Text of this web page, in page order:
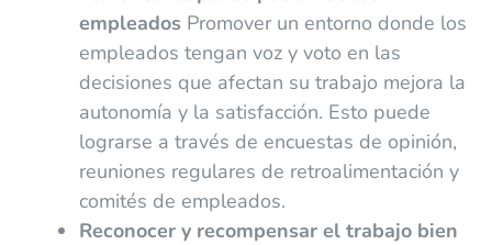
empleados Promover un entorno donde los
empleados tengan voz y voto en las
decisiones que afectan su trabajo mejora la
autonomía y la satisfacción. Esto puede
lograrse a través de encuestas de opinión,
reuniones regulares de retroalimentación y
comités de empleados.
Reconocer y recompensar el trabajo bien